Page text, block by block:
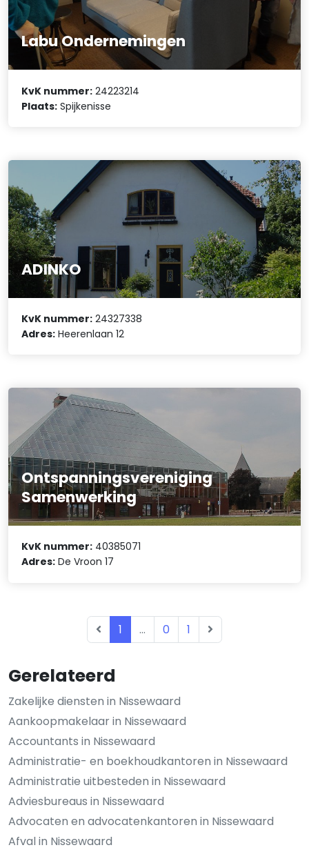
Gerelateerd
Zakelijke diensten in Nissewaard
Aankoopmakelaar in Nissewaard
Accountants in Nissewaard
Administratie- en boekhoudkantoren in Nissewaard
Administratie uitbesteden in Nissewaard
Adviesbureaus in Nissewaard
Advocaten en advocatenkantoren in Nissewaard
Afval in Nissewaard
Labu Ondernemingen
KvK nummer: 24223214
Plaats: Spijkenisse
ADINKO
KvK nummer: 24327338
Adres: Heerenlaan 12
Ontspanningsvereniging
Samenwerking
KvK nummer: 40385071
Adres: De Vroon 17
1 ... 0 1